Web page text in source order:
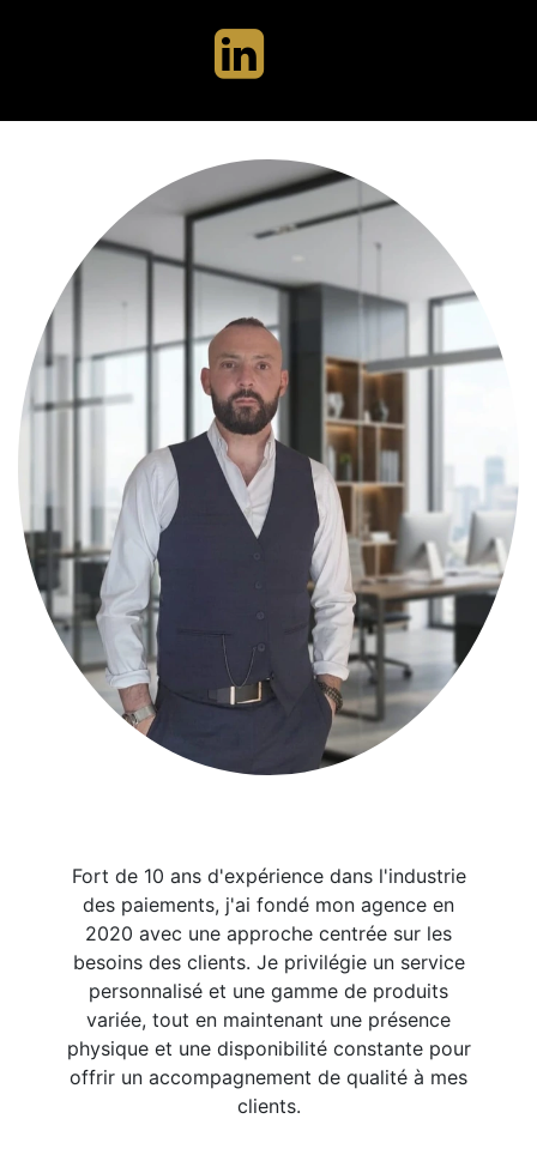
Fort de 10 ans d'expérience dans l'industrie
des paiements, j'ai fondé mon agence en
2020 avec une approche centrée sur les
besoins des clients. Je privilégie un service
personnalisé et une gamme de produits
variée, tout en maintenant une présence
physique et une disponibilité constante pour
offrir un accompagnement de qualité à mes
clients.